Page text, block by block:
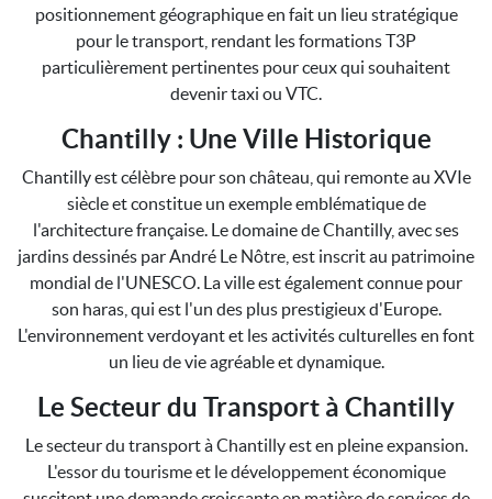
positionnement géographique en fait un lieu stratégique
pour le transport, rendant les formations T3P
particulièrement pertinentes pour ceux qui souhaitent
devenir taxi ou VTC.
Chantilly : Une Ville Historique
Chantilly est célèbre pour son château, qui remonte au XVIe
siècle et constitue un exemple emblématique de
l'architecture française. Le domaine de Chantilly, avec ses
jardins dessinés par André Le Nôtre, est inscrit au patrimoine
mondial de l'UNESCO. La ville est également connue pour
son haras, qui est l'un des plus prestigieux d'Europe.
L'environnement verdoyant et les activités culturelles en font
un lieu de vie agréable et dynamique.
Le Secteur du Transport à Chantilly
Le secteur du transport à Chantilly est en pleine expansion.
L'essor du tourisme et le développement économique